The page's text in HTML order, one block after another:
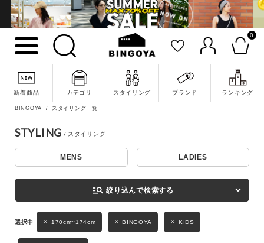
0
新着商品 カテゴリ スタイリング ブランド ランキング
詳細検索
キーワード
性別
MENS LADIES KIDS
BINGOYA スタイリング一覧
STYLING
MENS LADIES
manage_search 絞り込んで検索する
170cm~174cm BINGOYA KIDS